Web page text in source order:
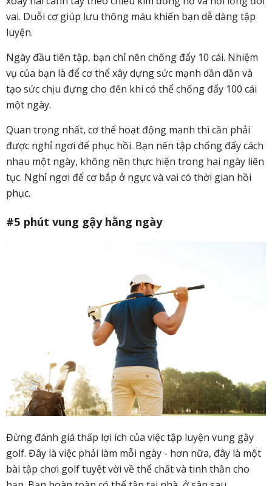
vai. Duỗi cơ giúp lưu thông máu khiến bạn dễ dàng tập
luyện.
Ngày đầu tiên tập, bạn chỉ nên chống đẩy 10 cái. Nhiệm
vụ của bạn là để cơ thể xây dựng sức mạnh dần dần và
tạo sức chịu đựng cho đến khi có thể chống đẩy 100 cái
một ngày.
Quan trọng nhất, cơ thể hoạt động mạnh thì cần phải
được nghỉ ngơi để phục hồi. Bạn nên tập chống đẩy cách
nhau một ngày, không nên thực hiện trong hai ngày liên
tục. Nghỉ ngơi để cơ bắp ở ngực và vai có thời gian hồi
phục.
#5 phút vung gậy hằng ngày
Đừng đánh giá thấp lợi ích của việc tập luyện vung gậy
golf. Đây là việc phải làm mỗi ngày - hơn nữa, đây là một
bài tập chơi golf tuyệt vời về thể chất và tinh thần cho